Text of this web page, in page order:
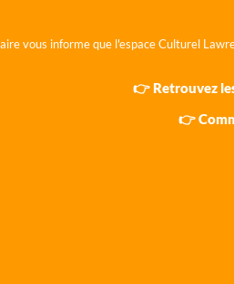
vous informe que l'espace Culturel
👉 Retrouvez
👉